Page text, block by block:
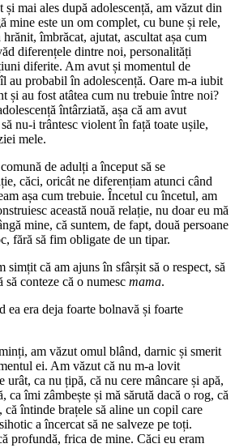
și mai ales după adolescență, am văzut din
mine este un om complet, cu bune și rele,
îmbrăcat, ajutat, ascultat așa cum
diferențele dintre noi, personalități
diferite. Am avut și momentul de
au probabil în adolescență. Oare m-a iubit
și au fost atâtea cum nu trebuie între noi?
întârziată, așa că am avut
nu-i trântesc violent în față toate ușile,
mele.
de adulți a început să se
căci, oricât ne diferențiam atunci când
așa cum trebuie. Încetul cu încetul, am
această nouă relație, nu doar eu mă
mine, că suntem, de fapt, două persoane
fără să fim obligate de un tipar.
simțit că am ajuns în sfârșit să o respect, să
conteze că o numesc mama.
ea era deja foarte bolnavă și foarte
am văzut omul blând, darnic și smerit
ei. Am văzut că nu m-a lovit
urât, ca nu țipă, că nu cere mâncare și apă,
ca îmi zâmbește și mă sărută dacă o rog, că
că întinde brațele să aline un copil care
a încercat să ne salveze pe toți.
profundă, frica de mine. Căci eu eram